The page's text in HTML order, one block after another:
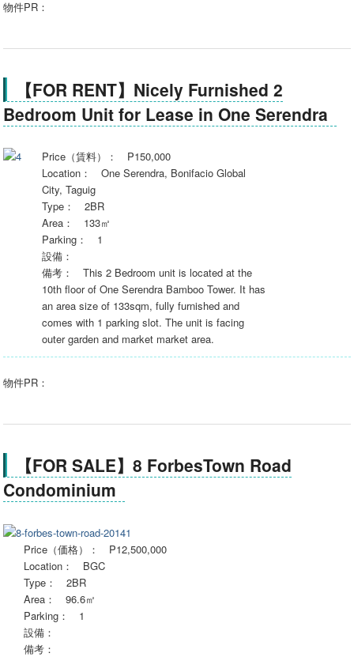
物件PR：
【FOR RENT】Nicely Furnished 2
Bedroom Unit for Lease in One Serendra
Price（賃料）： P150,000
Location： One Serendra, Bonifacio Global
City, Taguig
Type： 2BR
Area： 133㎡
Parking： 1
設備：
備考： This 2 Bedroom unit is located at the
10th floor of One Serendra Bamboo Tower. It has
an area size of 133sqm, fully furnished and
comes with 1 parking slot. The unit is facing
outer garden and market market area.
物件PR：
【FOR SALE】8 ForbesTown Road
Condominium
Price（価格）： P12,500,000
Location： BGC
Type： 2BR
Area： 96.6㎡
Parking： 1
設備：
備考：